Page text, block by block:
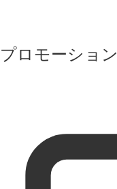
プロモーション